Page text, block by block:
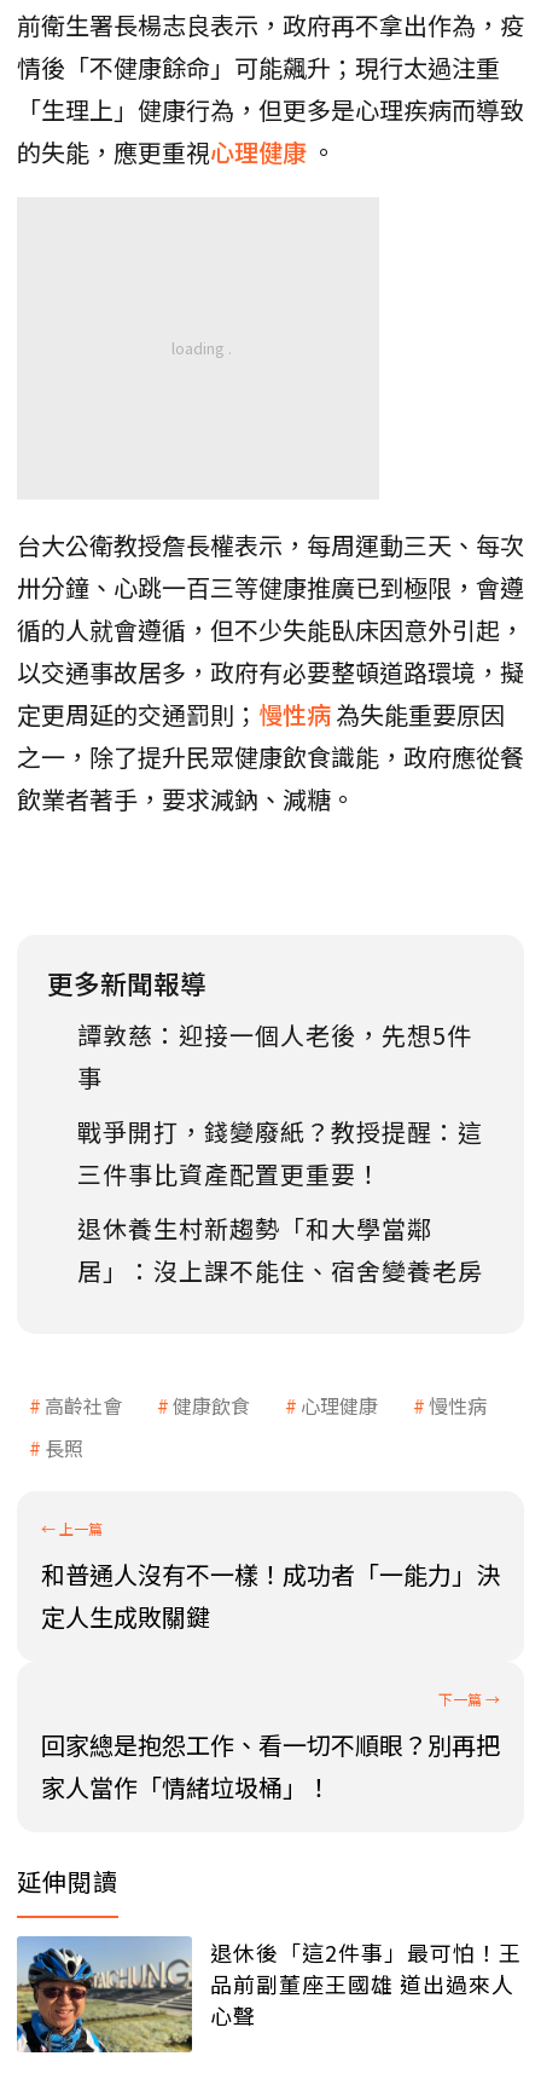
前衛生署長楊志良表示，政府再不拿出作為，疫
情後「不健康餘命」可能飆升；現行太過注重
「生理上」健康行為，但更多是心理疾病而導致
的失能，應更重視心理健康 。
台大公衛教授詹長權表示，每周運動三天、每次
卅分鐘、心跳一百三等健康推廣已到極限，會遵
循的人就會遵循，但不少失能臥床因意外引起，
以交通事故居多，政府有必要整頓道路環境，擬
定更周延的交通罰則； 慢性病為失能重要原因
之一，除了提升民眾健康飲食識能，政府應從餐
飲業者著手，要求減鈉、減糖。
更多新聞報導
譚敦慈：迎接一個人老後，先想5件
事
戰爭開打，錢變廢紙？教授提醒：這
三件事比資產配置更重要！
退休養生村新趨勢「和大學當鄰
居」：沒上課不能住、宿舍變養老房
高齡社會 健康飲食 心理健康
慢性病
長照
和普通人沒有不一樣！成功者「一能力」決
定人生成敗關鍵
回家總是抱怨工作、看一切不順眼？別再把
家人當作「情緒垃圾桶」！
延伸閱讀
退休後「這2件事」最可怕！王
品前副董座王國雄 道出過來人
心聲